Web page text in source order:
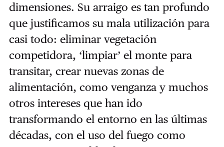
dimensiones. Su arraigo es tan profundo
que justificamos su mala utilización para
casi todo: eliminar vegetación
competidora, ‘limpiar’ el monte para
transitar, crear nuevas zonas de
alimentación, como venganza y muchos
otros intereses que han ido
transformando el entorno en las últimas
décadas, con el uso del fuego como